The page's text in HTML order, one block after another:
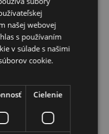
30 mm 1 ks
našej webovej
s používaním
v súlade s našimi
cookie.
Cielenie